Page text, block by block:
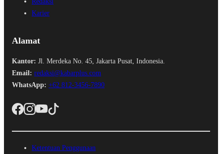
Karier
Alamat
Kantor: Jl. Merdeka No. 45, Jakarta Pusat, Indonesia.
Email: redaksi@kabarplus.com
WhatsApp: +62 812-3456-7890
Ketentuan Penggunaan